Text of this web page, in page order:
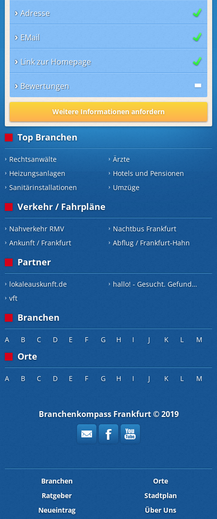
Adresse
EMail
Link zur Homepage
Bewertungen
Weitere Informationen anfordern
Top Branchen
Rechtsanwälte Ärzte
Heizungsanlagen
Hotels und Pensionen
Sanitärinstallationen
Umzüge
Verkehr / Fahrpläne
Nahverkehr RMV Nachtbus Frankfurt
Ankunft / Frankfurt
Abflug / Frankfurt-Hahn
Partner
lokaleauskunft.de hallo! - Gesucht. Gefunden.
vft
Branchen
A B C D E F G H I J K L M
Orte
A B C D E F G H I J K L M
Branchenkompass Frankfurt © 2019
Branchen
Orte
Ratgeber
Stadtplan
Neueintrag
Über Uns